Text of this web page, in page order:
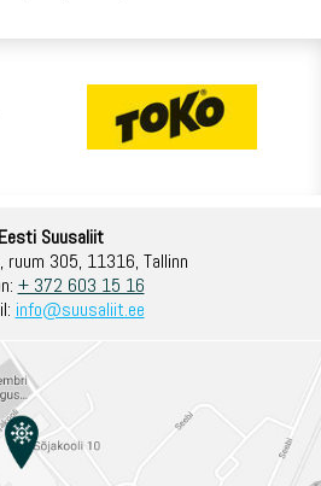
Eesti Suusaliit
ruum 305, 11316, Tallinn
+ 372 603 15 16
info@suusaliit.ee